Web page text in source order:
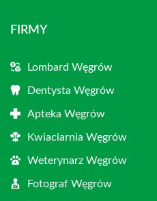
FIRMY
Lombard Węgrów
Dentysta Węgrów
Apteka Węgrów
Kwiaciarnia Węgrów
Weterynarz Węgrów
Fotograf Węgrów